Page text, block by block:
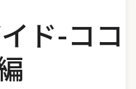
ド-ココ